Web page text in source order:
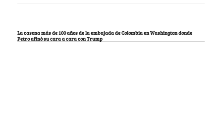
La casona más de 100 años de la embajada de Colombia en Washington donde
Petro afinó su cara a cara con Trump